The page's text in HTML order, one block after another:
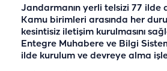
Jandarmanın yerli telsizi 77 ilde
Kamu birimleri arasında her
kesintisiz iletişim kurulmasını
Entegre Muhabere ve Bilgi
ilde kurulum ve devreye alma